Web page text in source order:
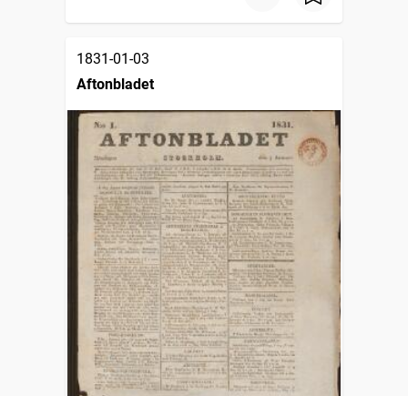
1831-01-03
Aftonbladet